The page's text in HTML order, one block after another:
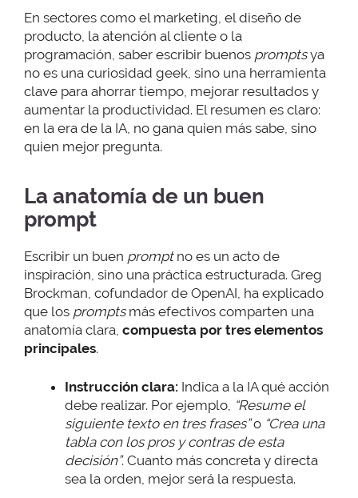
En sectores como el marketing, el diseño de
producto, la atención al cliente o la
programación, saber escribir buenos promptsya
no es una curiosidad geek, sino una herramienta
clave para ahorrar tiempo, mejorar resultados y
aumentar la productividad. El resumen es claro:
en la era de la IA, no gana quien más sabe, sino
quien mejor pregunta.
La anatomía de un buen
prompt
Escribir un buen promptno es un acto de
inspiración, sino una práctica estructurada. Greg
Brockman, cofundador de OpenAI, ha explicado
que los promptsmás efectivos comparten una
anatomía clara, compuesta por tres elementos
principales.
Instrucción clara: Indica a la IA qué acción
debe realizar. Por ejemplo, “Resume el
siguiente texto en tres frases”o “Crea una
tabla con los pros y contras de esta
decisión”. Cuanto más concreta y directa
sea la orden, mejor será la respuesta.